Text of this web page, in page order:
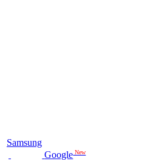
Samsung
Google New